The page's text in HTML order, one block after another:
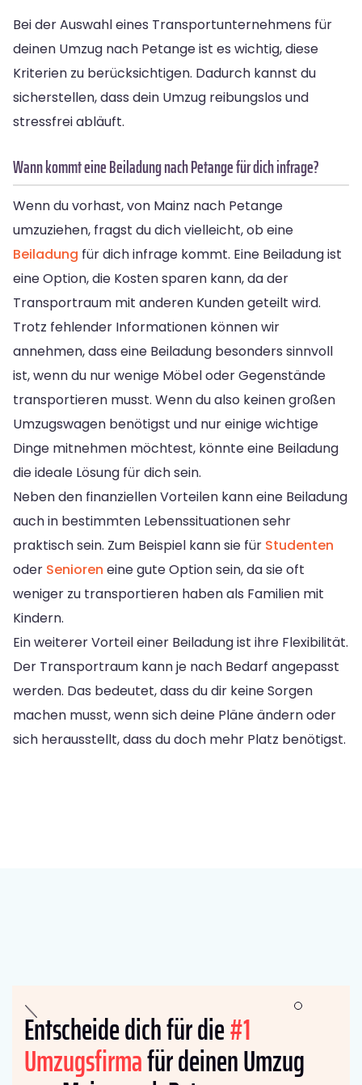
Bei der Auswahl eines Transportunternehmens für
deinen Umzug nach Petange ist es wichtig, diese
Kriterien zu berücksichtigen. Dadurch kannst du
sicherstellen, dass dein Umzug reibungslos und
stressfrei abläuft.
Wann kommt eine Beiladung nach Petange für dich infrage?
Wenn du vorhast, von Mainz nach Petange
umzuziehen, fragst du dich vielleicht, ob eine
Beiladung für dich infrage kommt. Eine Beiladung ist
eine Option, die Kosten sparen kann, da der
Transportraum mit anderen Kunden geteilt wird.
Trotz fehlender Informationen können wir
annehmen, dass eine Beiladung besonders sinnvoll
ist, wenn du nur wenige Möbel oder Gegenstände
transportieren musst. Wenn du also keinen großen
Umzugswagen benötigst und nur einige wichtige
Dinge mitnehmen möchtest, könnte eine Beiladung
die ideale Lösung für dich sein.
Neben den finanziellen Vorteilen kann eine Beiladung
auch in bestimmten Lebenssituationen sehr
praktisch sein. Zum Beispiel kann sie für Studenten
oder Senioren eine gute Option sein, da sie oft
weniger zu transportieren haben als Familien mit
Kindern.
Ein weiterer Vorteil einer Beiladung ist ihre Flexibilität.
Der Transportraum kann je nach Bedarf angepasst
werden. Das bedeutet, dass du dir keine Sorgen
machen musst, wenn sich deine Pläne ändern oder
sich herausstellt, dass du doch mehr Platz benötigst.
Entscheide dich für die#1
Umzugsfirmafür deinen Umzug